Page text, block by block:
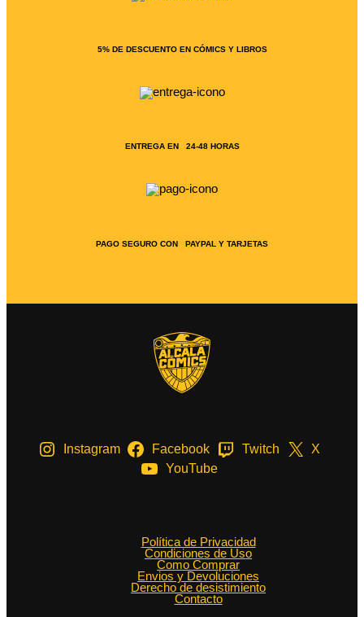
5% DE DESCUENTO EN CÓMICS Y LIBROS
ENTREGA EN 24-48 HORAS
PAGO SEGURO CON PAYPAL Y TARJETAS
Instagram Facebook Twitch
X
YouTube
Política de Privacidad
Condiciones de Uso
Como Comprar
Envios y Devoluciones
Derecho de desistimiento
Contacto